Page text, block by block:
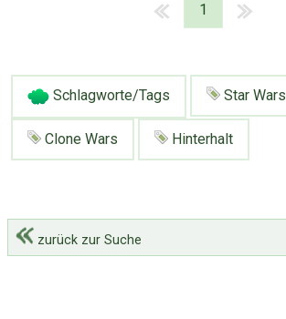
1
Schlagworte/Tags Star Wars
Clone Wars Hinterhalt
zurück zur Suche